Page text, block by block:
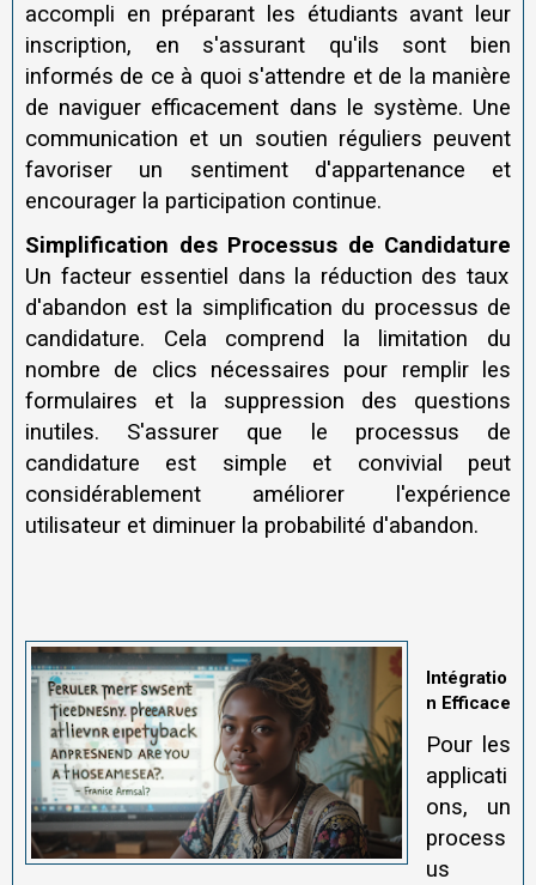
accompli en préparant les étudiants avant leur
inscription, en s'assurant qu'ils sont bien
informés de ce à quoi s'attendre et de la manière
de naviguer efficacement dans le système. Une
communication et un soutien réguliers peuvent
favoriser un sentiment d'appartenance et
encourager la participation continue.
Simplification des Processus de Candidature
Un facteur essentiel dans la réduction des taux
d'abandon est la simplification du processus de
candidature. Cela comprend la limitation du
nombre de clics nécessaires pour remplir les
formulaires et la suppression des questions
inutiles. S'assurer que le processus de
candidature est simple et convivial peut
considérablement améliorer l'expérience
utilisateur et diminuer la probabilité d'abandon.
Intégratio
n Efficace
Pour les
applicati
ons, un
process
us